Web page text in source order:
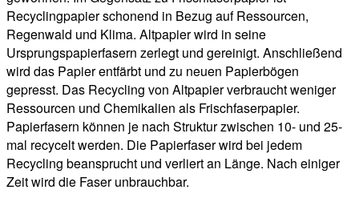
Recyclingpapier schonend in Bezug auf Ressourcen,
Regenwald und Klima. Altpapier wird in seine
Ursprungspapierfasern zerlegt und gereinigt. Anschließend
wird das Papier entfärbt und zu neuen Papierbögen
gepresst. Das Recycling von Altpapier verbraucht weniger
Ressourcen und Chemikalien als Frischfaserpapier.
Papierfasern können je nach Struktur zwischen 10- und 25-
mal recycelt werden. Die Papierfaser wird bei jedem
Recycling beansprucht und verliert an Länge. Nach einiger
Zeit wird die Faser unbrauchbar.